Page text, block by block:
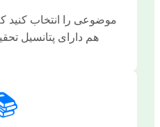
موضوعی را انتخاب کنید
هم دارای پتانسیل